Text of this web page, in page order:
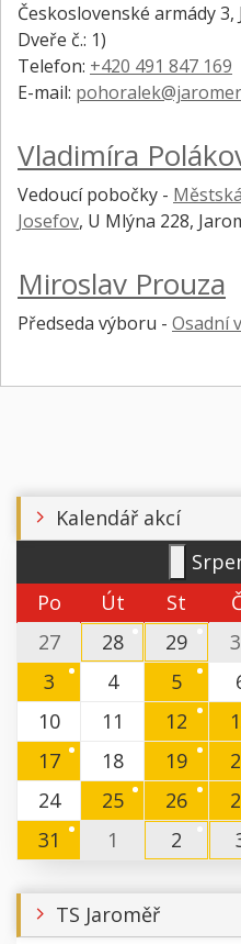
Československé armády 3,
Dveře č.: 1)
Telefon: +420 491 847 169
E-mail:
Vladimíra
Vedoucí pobočky -
Josefov, U Mlýna 228,
Miroslav Prouza
Předseda výboru - Osadní
Kalendář akcí
Po
Út St
27
28 29
3
4 5
10
11 12
17
18 19
24
25 26
31
1 2
TS Jaroměř